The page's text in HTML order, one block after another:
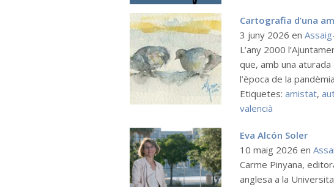
Cartografia d’una
3 juny 2026 en
L’any 2000
que, amb una
l’època de la
Etiquetes: amistat,
valencià
Eva Alcón Soler
10 maig 2026 en
Carme Pinyana,
anglesa a la